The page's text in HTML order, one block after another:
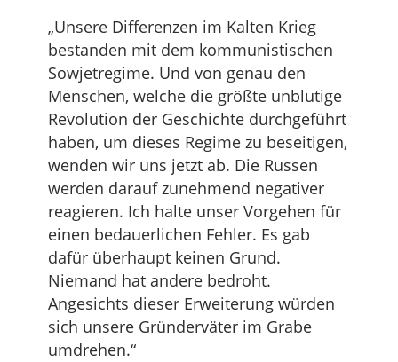
„Unsere Differenzen im Kalten Krieg
bestanden mit dem kommunistischen
Sowjetregime. Und von genau den
Menschen, welche die größte unblutige
Revolution der Geschichte durchgeführt
haben, um dieses Regime zu beseitigen,
wenden wir uns jetzt ab. Die Russen
werden darauf zunehmend negativer
reagieren. Ich halte unser Vorgehen für
einen bedauerlichen Fehler. Es gab
dafür überhaupt keinen Grund.
Niemand hat andere bedroht.
Angesichts dieser Erweiterung würden
sich unsere Gründerväter im Grabe
umdrehen.“